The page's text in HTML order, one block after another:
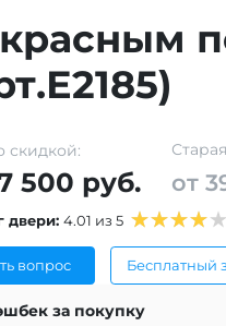
красным
скидкой:
500 руб. от
двери: 4.01 из 5
вопрос Бесплатный
за покупку